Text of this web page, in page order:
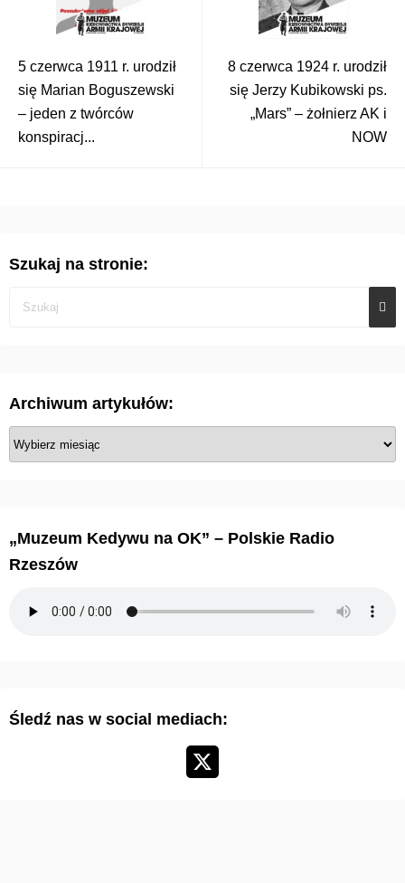
5 czerwca 1911 r. urodził
się Marian Boguszewski
– jeden z twórców
konspiracj...
8 czerwca 1924 r. urodził
się Jerzy Kubikowski ps.
„Mars” – żołnierz AK i
NOW
Szukaj na stronie:
Archiwum artykułów:
A
r
k
„Muzeum Kedywu na OK” – Polskie Radio
Rzeszów
Śledź nas w social mediach: